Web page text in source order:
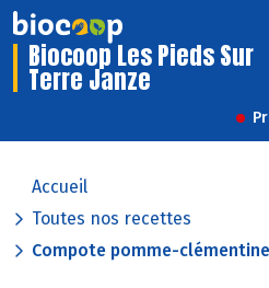
Biocoop Les Pieds Sur
Terre Janze
Accueil
Toutes nos recettes
Compote pomme-clémentine